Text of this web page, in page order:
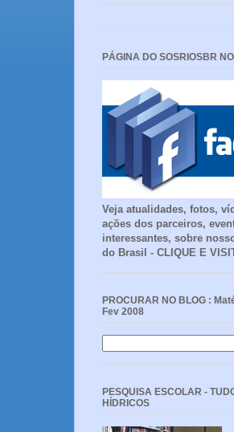
PÁGINA DO SOSRIOSBR
Veja atualidades, fotos,
ações dos parceiros,
interessantes, sobre
do Brasil - CLIQUE E
PROCURAR NO BLOG :
Fev 2008
PESQUISA ESCOLAR -
HÍDRICOS